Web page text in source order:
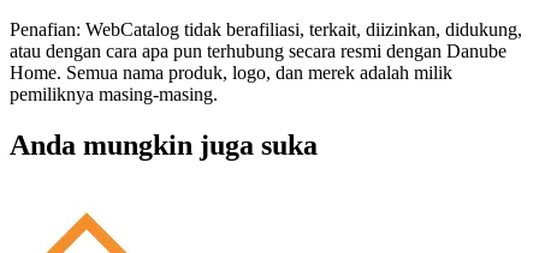
Penafian: WebCatalog tidak berafiliasi, terkait, diizinkan, didukung,
atau dengan cara apa pun terhubung secara resmi dengan Danube
Home. Semua nama produk, logo, dan merek adalah milik
pemiliknya masing-masing.
Anda mungkin juga suka